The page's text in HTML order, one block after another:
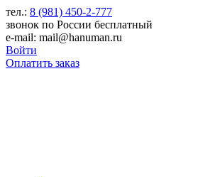
тел.: 8 (981) 450-2-777
звонок по России бесплатный
e-mail: mail@hanuman.ru
Войти
Оплатить заказ